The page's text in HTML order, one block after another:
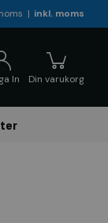
inkl. moms
Din varukorg
In